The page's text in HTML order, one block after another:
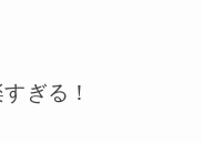
ぎる！